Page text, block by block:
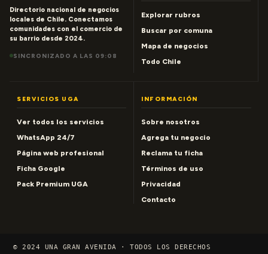
Directorio nacional de negocios
locales de Chile. Conectamos
comunidades con el comercio de
su barrio desde 2024.
SINCRONIZADO A LAS 09:08
Explorar rubros
Buscar por comuna
Mapa de negocios
Todo Chile
SERVICIOS UGA
Ver todos los servicios
WhatsApp 24/7
Página web profesional
Ficha Google
Pack Premium UGA
INFORMACIÓN
Sobre nosotros
Agrega tu negocio
Reclama tu ficha
Términos de uso
Privacidad
Contacto
© 2024 UNA GRAN AVENIDA · TODOS LOS DERECHOS